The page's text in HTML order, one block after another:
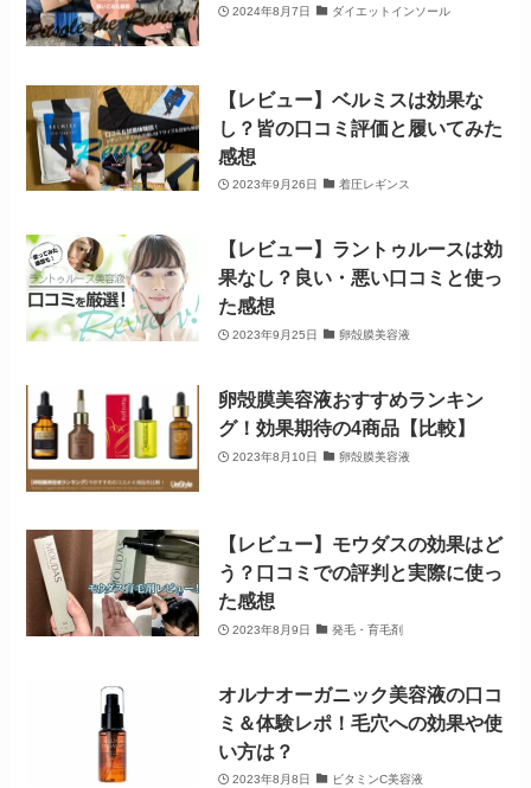
2024年8月7日 ダイエットインソール
【レビュー】ベルミスは効果な
し？皆の口コミ評価と履いてみた
感想
2023年9月26日 着圧レギンス
【レビュー】ラントゥルースは効
果なし？良い・悪い口コミと使っ
た感想
2023年9月25日 卵殻膜美容液
卵殻膜美容液おすすめランキン
グ！効果期待の4商品【比較】
2023年8月10日 卵殻膜美容液
【レビュー】モウダスの効果はど
う？口コミでの評判と実際に使っ
た感想
2023年8月9日 発毛・育毛剤
オルナオーガニック美容液の口コ
ミ＆体験レポ！毛穴への効果や使
い方は？
2023年8月8日 ビタミンC美容液